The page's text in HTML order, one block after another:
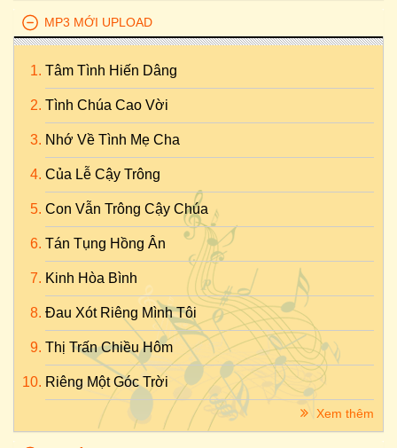
MP3 MỚI UPLOAD
Tâm Tình Hiến Dâng
Tình Chúa Cao Vời
Nhớ Về Tình Mẹ Cha
Của Lễ Cậy Trông
Con Vẫn Trông Cậy Chúa
Tán Tụng Hồng Ân
Kinh Hòa Bình
Đau Xót Riêng Mình Tôi
Thị Trấn Chiều Hôm
Riêng Một Góc Trời
Xem thêm